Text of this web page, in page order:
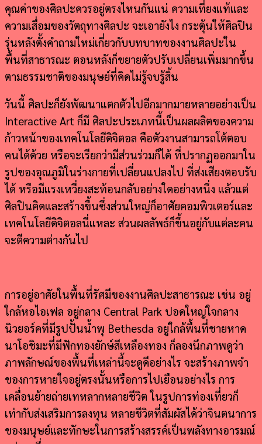
คุณค่าของศิลปะควรอยู่ตรงไหนกันแน่ ความเที่ยงแท้และ
ความเสื่อมของวัตถุทางศิลปะ จะเอายังไง กระตุ้นให้ศิลปิน
รุ่นหลังตั้งคำถามใหม่เกี่ยวกับบทบาทของงานศิลปะใน
พื้นที่สาธารณะ ตอนหลังก็ขยายตัวปรับเปลี่ยนเพิ่มมากขึ้น
ตามธรรมชาติของมนุษย์ที่คิดไม่รู้จบรู้สิ้น
วันนี้ ศิลปะก็ยังพัฒนาแตกตัวไปอีกมากมายหลายอย่างเป็น
Interactive Art ก็มี ศิลปะประเภทนี้เป็นผลผลิตของความ
ก้าวหน้าของเทคโนโลยีดิจิตอล คือตัวงานสามารถโต้ตอบ
คนได้ด้วย หรือจะเรียกว่ามีส่วนร่วมก็ได้ ที่ปรากฏออกมาใน
รูปของอุณภูมิในร่างกายที่เปลี่ยนแปลงไป ที่ส่งเสียงตอบรับ
ได้ หรือมีแรงเหวี่ยงสะท้อนกลับอย่างใดอย่างหนึ่ง แล้วแต่
ศิลปินคิดและสร้างขึ้นซึ่งส่วนใหญ่ก็อาศัยคอมพิวเตอร์และ
เทคโนโลยีดิจิตอลนี่แหละ ส่วนผลลัพธ์ก็ขึ้นอยู่กับแต่ละคน
จะตีความต่างกันไป
การอยู่อาศัยในพื้นที่รัศมีของงานศิลปะสาธารณะ เช่น อยู่
ใกล้หอไอเฟล อยู่กลาง Central Park ปอดใหญ่ใจกลาง
นิวยอร์คที่มีรูปปั้นน้ำพุ Bethesda อยู่ใกล้พื้นที่ชายหาด
นาโอชิมะที่มีฟักทองยักษ์สีเหลืองทอง ก็ลองนึกภาพดูว่า
ภาพลักษณ์ของพื้นที่เหล่านี้จะดูดีอย่างไร จะสร้างภาพจำ
ของการหายใจอยู่ตรงนั้นหรือการไปเยือนอย่างไร การ
เคลื่อนย้ายถ่ายเทหลากหลายชีวิต ในรูปการท่องเที่ยวก็
เท่ากับส่งเสริมการลงทุน หลายชีวิตที่สัมผัสได้ว่าจินตนาการ
ของมนุษย์และทักษะในการสร้างสรรค์เป็นพลังทางอารมณ์